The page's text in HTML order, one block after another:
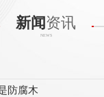
新闻资讯
NEWS
防腐木